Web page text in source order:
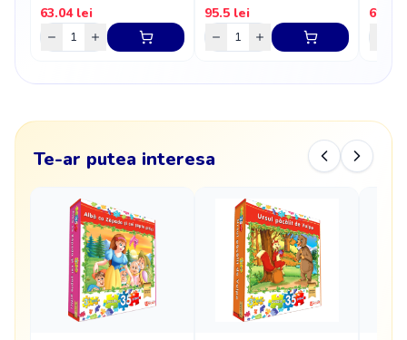
63.04lei 95.5 lei 61.01
Te-ar putea interesa